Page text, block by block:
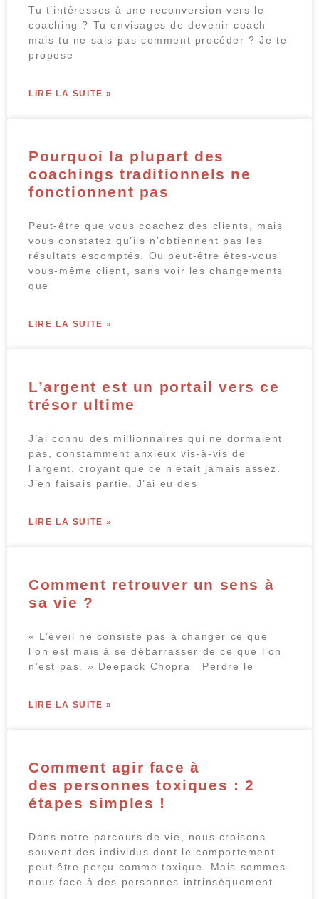
Tu t’intéresses à une reconversion vers le
coaching ? Tu envisages de devenir coach
mais tu ne sais pas comment procéder ? Je te
propose
LIRE LA SUITE »
Pourquoi la plupart des
coachings traditionnels ne
fonctionnent pas
Peut-être que vous coachez des clients, mais
vous constatez qu’ils n’obtiennent pas les
résultats escomptés. Ou peut-être êtes-vous
vous-même client, sans voir les changements
que
LIRE LA SUITE »
L’argent est un portail vers ce
trésor ultime
J’ai connu des millionnaires qui ne dormaient
pas, constamment anxieux vis-à-vis de
l’argent, croyant que ce n’était jamais assez.
J’en faisais partie. J’ai eu des
LIRE LA SUITE »
Comment retrouver un sens à
sa vie ?
« L’éveil ne consiste pas à changer ce que
l’on est mais à se débarrasser de ce que l’on
n’est pas. » Deepack Chopra Perdre le
LIRE LA SUITE »
Comment agir face à
des personnes toxiques : 2
étapes simples !
Dans notre parcours de vie, nous croisons
souvent des individus dont le comportement
peut être perçu comme toxique. Mais sommes-
nous face à des personnes intrinsèquement